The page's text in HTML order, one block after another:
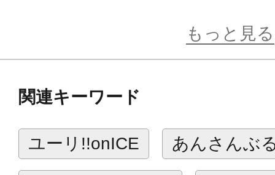
せん。
い！
もっと見る
関連キーワード
ユーリ!!onICE あんさんぶ